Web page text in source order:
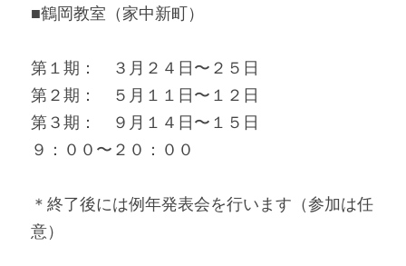
■鶴岡教室（家中新町）
第１期：　３月２４日〜２５日
第２期：　５月１１日〜１２日
第３期：　９月１４日〜１５日
９：００〜２０：００
＊終了後には例年発表会を行います（参加は任
意）